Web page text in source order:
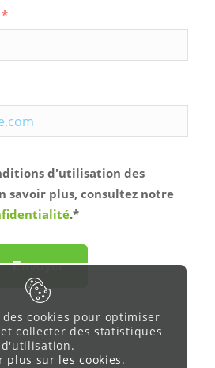
d'utilisation des
savoir plus, consultez notre
.*
Envoyer
cookies pour optimiser
collecter des statistiques
d'utilisation.
plus sur les cookies.